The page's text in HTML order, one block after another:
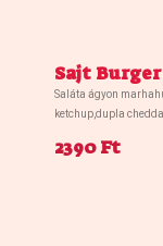
Sajt Burger
Saláta ágyon
ketchup,dupla
2390 Ft